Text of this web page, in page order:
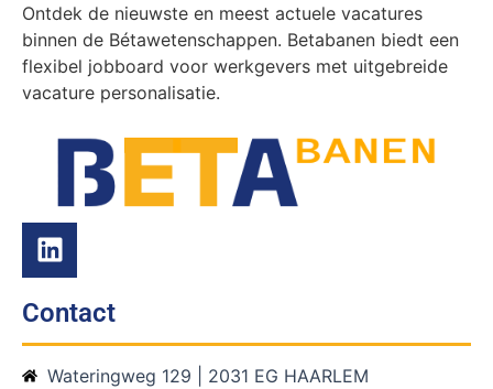
Ontdek de nieuwste en meest actuele vacatures
binnen de Bétawetenschappen. Betabanen biedt een
flexibel jobboard voor werkgevers met uitgebreide
vacature personalisatie.
Contact
Wateringweg 129 | 2031 EG HAARLEM